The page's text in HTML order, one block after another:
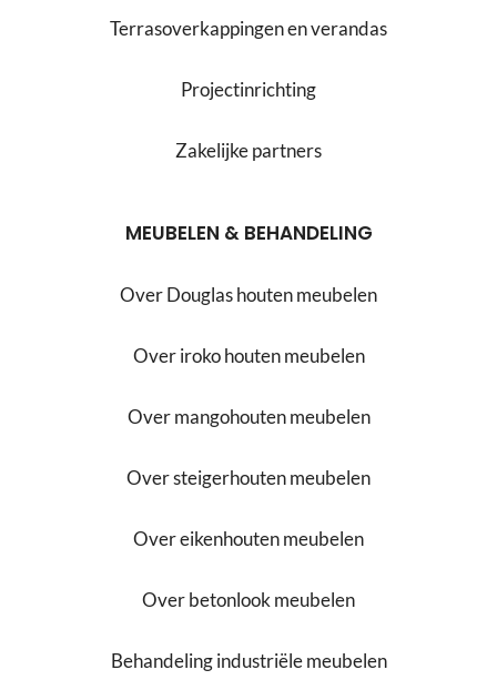
Terrasoverkappingen en verandas
Projectinrichting
Zakelijke partners
MEUBELEN & BEHANDELING
Over Douglas houten meubelen
Over iroko houten meubelen
Over mangohouten meubelen
Over steigerhouten meubelen
Over eikenhouten meubelen
Over betonlook meubelen
Behandeling industriële meubelen